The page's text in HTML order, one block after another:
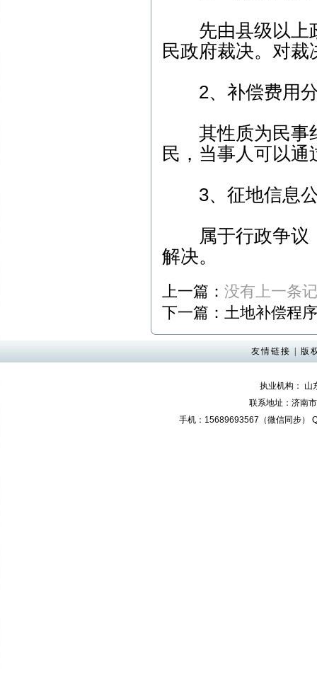
先由县级以上政
民政府裁决。对
2、补偿费用分
其性质为民事纠
民，当事人可以
3、征地信息公
属于行政争议，
解决。
上一篇： 没有上一条
下一篇： 土地补偿程序
友情链接 版
执业机构： 山
联系地址：济南
手机：15689693567（微信同步）